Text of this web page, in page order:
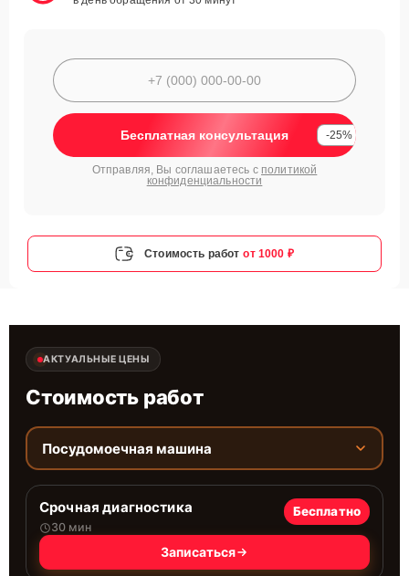
Бесплатная консультация -25%
Отправляя, Вы соглашаетесь с политикой
конфиденциальности
Стоимость работ от 1000 ₽
АКТУАЛЬНЫЕ ЦЕНЫ
Стоимость работ
Посудомоечная машина
Срочная диагностика
30 мин
Бесплатно
Записаться